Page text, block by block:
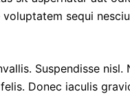
sequi
Suspendisse
Donec iaculis